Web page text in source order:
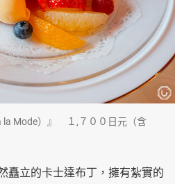
la Mode）』 １,７００日元（含
矗立的卡士達布丁，擁有紮實的